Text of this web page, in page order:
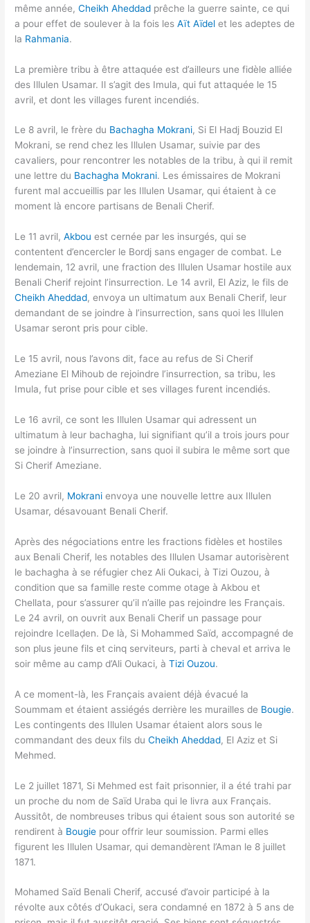
même année,Cheikh Aheddad prêche la guerre sainte, ce qui
a pour effet de soulever à la fois lesAït Aïdel et les adeptes de
la Rahmania.
La première tribu à être attaquée est d’ailleurs une fidèle alliée
des Illulen Usamar. Il s’agit des Imula, qui fut attaquée le 15
avril, et dont les villages furent incendiés.
Le 8 avril, le frère du Bachagha Mokrani, Si El Hadj Bouzid El
Mokrani, se rend chez les Illulen Usamar, suivie par des
cavaliers, pour rencontrer les notables de la tribu, à qui il remit
une lettre du Bachagha Mokrani. Les émissaires de Mokrani
furent mal accueillis par les Illulen Usamar, qui étaient à ce
moment là encore partisans de Benali Cherif.
Le 11 avril,Akbou est cernée par les insurgés, qui se
contentent d’encercler le Bordj sans engager de combat. Le
lendemain, 12 avril, une fraction des Illulen Usamar hostile aux
Benali Cherif rejoint l’insurrection. Le 14 avril, El Aziz, le fils de
Cheikh Aheddad, envoya un ultimatum aux Benali Cherif, leur
demandant de se joindre à l’insurrection, sans quoi les Illulen
Usamar seront pris pour cible.
Le 15 avril, nous l’avons dit, face au refus de Si Cherif
Ameziane El Mihoub de rejoindre l’insurrection, sa tribu, les
Imula, fut prise pour cible et ses villages furent incendiés.
Le 16 avril, ce sont les Illulen Usamar qui adressent un
ultimatum à leur bachagha, lui signifiant qu’il a trois jours pour
se joindre à l’insurrection, sans quoi il subira le même sort que
Si Cherif Ameziane.
Le 20 avril, Mokrani envoya une nouvelle lettre aux Illulen
Usamar, désavouant Benali Cherif.
Après des négociations entre les fractions fidèles et hostiles
aux Benali Cherif, les notables des Illulen Usamar autorisèrent
le bachagha à se réfugier chez Ali Oukaci, à Tizi Ouzou, à
condition que sa famille reste comme otage à Akbou et
Chellata, pour s’assurer qu’il n’aille pas rejoindre les Français.
Le 24 avril, on ouvrit aux Benali Cherif un passage pour
rejoindre Icellaḍen. De là, Si Mohammed Saïd, accompagné de
son plus jeune fils et cinq serviteurs, parti à cheval et arriva le
soir même au camp d’Ali Oukaci, àTizi Ouzou.
A ce moment-là, les Français avaient déjà évacué la
Soummam et étaient assiégés derrière les murailles de Bougie.
Les contingents des Illulen Usamar étaient alors sous le
commandant des deux fils duCheikh Aheddad, El Aziz et Si
Mehmed.
Le 2 juillet 1871, Si Mehmed est fait prisonnier, il a été trahi par
un proche du nom de Saïd Uraba qui le livra aux Français.
Aussitôt, de nombreuses tribus qui étaient sous son autorité se
rendirent à Bougie pour offrir leur soumission. Parmi elles
figurent les Illulen Usamar, qui demandèrent l’Aman le 8 juillet
1871.
Mohamed Saïd Benali Cherif, accusé d’avoir participé à la
révolte aux côtés d’Oukaci, sera condamné en 1872 à 5 ans de